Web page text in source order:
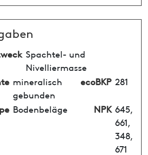
Spachtel- und
Nivelliermasse
mineralisch
gebunden
ecoBKP 281
Bodenbeläge NPK 645,
661,
348,
671